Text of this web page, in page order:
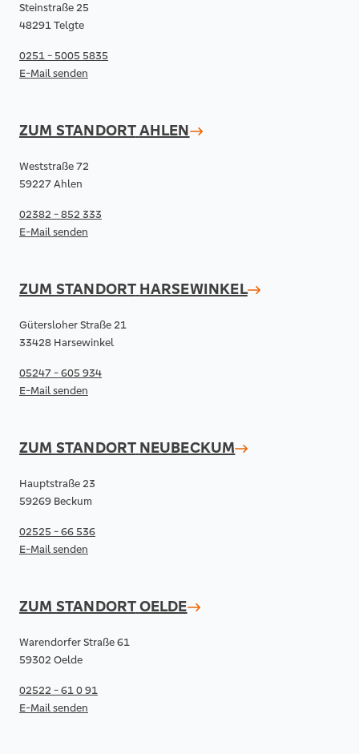
Steinstraße 25
48291 Telgte
0251 - 5005 5835
E-Mail senden
ZUM STANDORTAHLEN
Weststraße 72
59227 Ahlen
02382 - 852 333
E-Mail senden
ZUM STANDORT HARSEWINKEL
Gütersloher Straße 21
33428 Harsewinkel
05247 - 605 934
E-Mail senden
ZUM STANDORT NEUBECKUM
Hauptstraße 23
59269 Beckum
02525 - 66 536
E-Mail senden
ZUM STANDORTOELDE
Warendorfer Straße 61
59302 Oelde
02522 - 61 0 91
E-Mail senden